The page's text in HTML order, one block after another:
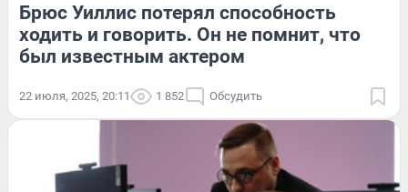
Брюс Уиллис потерял способность
ходить и говорить. Он не помнит, что
был известным актером
22 июля, 2025, 20:11 1 852 Обсудить